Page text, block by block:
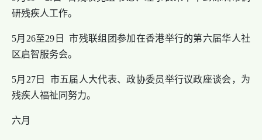
研残疾人工作。
5月26至29日 市残联组团参加在香港举行的第六届华人社
区启智服务会。
5月27日 市五届人大代表、政协委员举行议政座谈会，为
残疾人福祉同努力。
六月